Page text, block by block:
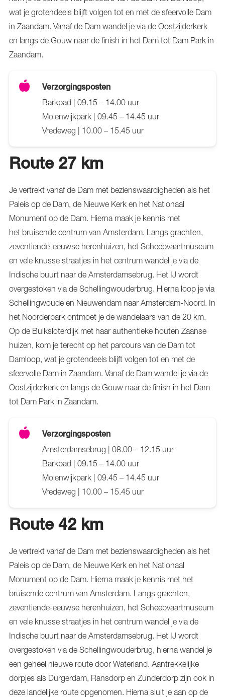
wat je grotendeels blijft volgen tot en met de sfeervolle Dam
in Zaandam. Vanaf de Dam wandel je via de Oostzijderkerk
en langs de Gouw naar de finish in het Dam tot Dam Park in
Zaandam.
Verzorgingsposten
Barkpad | 09.15 – 14.00 uur
Molenwijkpark | 09.45 – 14.45 uur
Vredeweg | 10.00 – 15.45 uur
Route 27 km
Je vertrekt vanaf de Dam met bezienswaardigheden als het
Paleis op de Dam, de Nieuwe Kerk en het Nationaal
Monument op de Dam. Hierna maak je kennis met
het bruisende centrum van Amsterdam. Langs grachten,
zeventiende-eeuwse herenhuizen, het Scheepvaartmuseum
en vele knusse straatjes in het centrum wandel je via de
Indische buurt naar de Amsterdamsebrug. Het IJ wordt
overgestoken via de Schellingwouderbrug. Hierna loop je via
Schellingwoude en Nieuwendam naar Amsterdam-Noord. In
het Noorderpark ontmoet je de wandelaars van de 20 km.
Op de Buiksloterdijk met haar authentieke houten Zaanse
huizen, kom je terecht op het parcours van de Dam tot
Damloop, wat je grotendeels blijft volgen tot en met de
sfeervolle Dam in Zaandam. Vanaf de Dam wandel je via de
Oostzijderkerk en langs de Gouw naar de finish in het Dam
tot Dam Park in Zaandam.
Verzorgingsposten
Amsterdamsebrug | 08.00 – 12.15 uur
Barkpad | 09.15 – 14.00 uur
Molenwijkpark | 09.45 – 14.45 uur
Vredeweg | 10.00 – 15.45 uur
Route 42 km
Je vertrekt vanaf de Dam met bezienswaardigheden als het
Paleis op de Dam, de Nieuwe Kerk en het Nationaal
Monument op de Dam. Hierna maak je kennis met het
bruisende centrum van Amsterdam. Langs grachten,
zeventiende-eeuwse herenhuizen, het Scheepvaartmuseum
en vele knusse straatjes in het centrum wandel je via de
Indische buurt naar de Amsterdamsebrug. Het IJ wordt
overgestoken via de Schellingwouderbrug, hierna wandel je
een geheel nieuwe route door Waterland. Aantrekkelijke
dorpjes als Durgerdam, Ransdorp en Zunderdorp zijn ook in
deze landelijke route opgenomen. Hierna sluit je aan op de